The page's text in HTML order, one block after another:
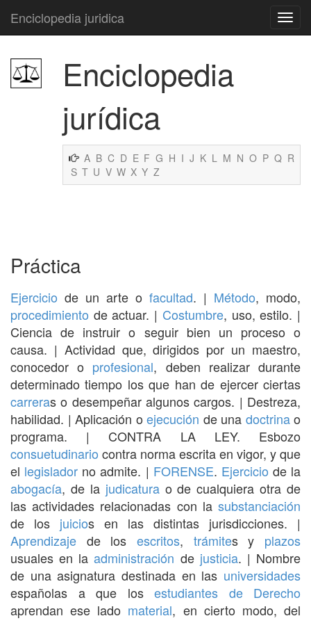
Enciclopedia juridica
Enciclopedia
jurídica
A B C D E F G H I J K L M N O P Q R
S T U V W X Y Z
Práctica
Ejercicio de un arte o facultad. | Método, modo,
procedimiento de actuar. | Costumbre, uso, estilo. |
Ciencia de instruir o seguir bien un proceso o
causa. | Actividad que, dirigidos por un maestro,
conocedor o profesional, deben realizar durante
determinado tiempo los que han de ejercer ciertas
carreras o desempeñar algunos cargos. | Destreza,
habilidad. | Aplicación o ejecución de una doctrinao
programa. | CONTRA LA LEY. Esbozo
consuetudinario contra norma escrita en vigor, y que
el legislador no admite. | FORENSE. Ejercicio de la
abogacía, de la judicaturao de cualquiera otra de
las actividades relacionadas con la substanciación
de los juicios en las distintas jurisdicciones. |
Aprendizaje de los escritos, trámites y plazos
usuales en laadministración de justicia. | Nombre
de una asignatura destinada en las universidades
españolas a que los estudiantes
de Derecho
aprendan ese lado material, en cierto modo, del